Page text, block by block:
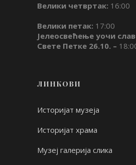
Велики четвртак: 16:00
Велики петак: 17:00
Јелеосвећење уочи
Свете Петке 26.10. –
ЛИНКОВИ
Историјат музеја
Историјат храма
Музеј галерија слика